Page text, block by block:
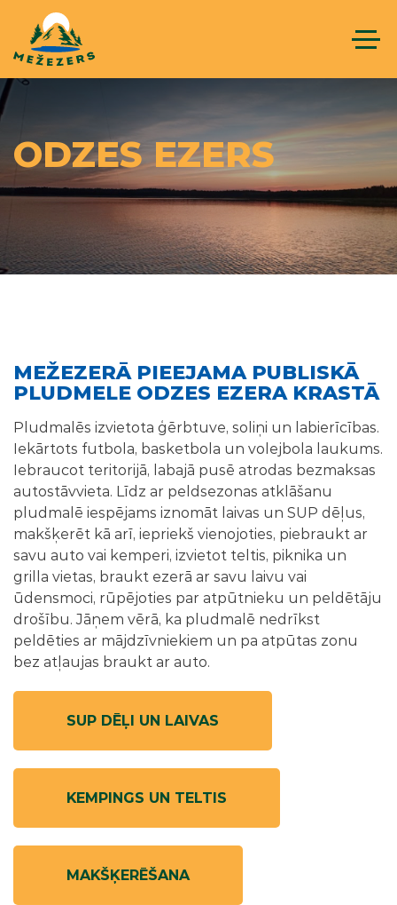
ODZES EZERS
MEŽEZERĀ PIEEJAMA PUBLISKĀ
PLUDMELE ODZES EZERA KRASTĀ
Pludmalēs izvietota ģērbtuve, soliņi un labierīcības.
Iekārtots futbola, basketbola un volejbola laukums.
Iebraucot teritorijā, labajā pusē atrodas bezmaksas
autostāvvieta. Līdz ar peldsezonas atklāšanu
pludmalē iespējams iznomāt laivas un SUP dēļus,
makšķerēt kā arī, iepriekš vienojoties, piebraukt ar
savu auto vai kemperi, izvietot teltis, piknika un
grilla vietas, braukt ezerā ar savu laivu vai
ūdensmoci, rūpējoties par atpūtnieku un peldētāju
drošību. Jāņem vērā, ka pludmalē nedrīkst
peldēties ar mājdzīvniekiem un pa atpūtas zonu
bez atļaujas braukt ar auto.
SUP DĒĻI UN LAIVAS
KEMPINGS UN TELTIS
MAKŠĶERĒŠANA